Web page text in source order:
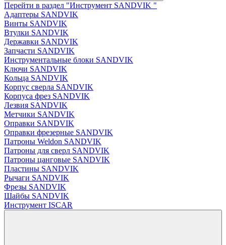
Перейти в раздел "Инструмент SANDVIK "
Адаптеры SANDVIK
Винты SANDVIK
Втулки SANDVIK
Державки SANDVIK
Запчасти SANDVIK
Инструментальные блоки SANDVIK
Ключи SANDVIK
Кольца SANDVIK
Корпус сверла SANDVIK
Корпуса фрез SANDVIK
Лезвия SANDVIK
Метчики SANDVIK
Оправки SANDVIK
Оправки фрезерные SANDVIK
Патроны Weldon SANDVIK
Патроны для сверл SANDVIK
Патроны цанговые SANDVIK
Пластины SANDVIK
Рычаги SANDVIK
Фрезы SANDVIK
Шайбы SANDVIK
Инструмент ISCAR